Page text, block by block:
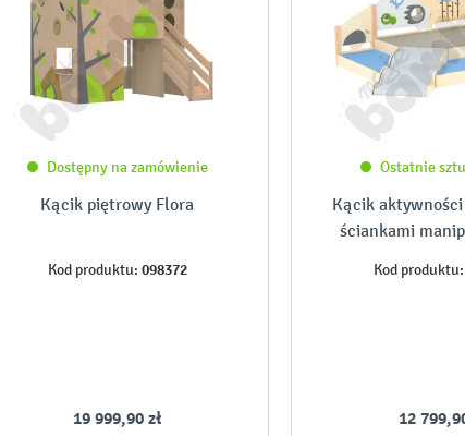
Dostępny na zamówienie
Kącik piętrowy Flora
Kod produktu: 098372
19 999,90 zł
Ostatnie
Kącik
ściankami
Kod produktu:
12